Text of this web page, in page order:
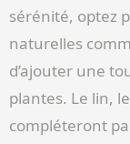
sérénité, optez
naturelles
d’ajouter une
plantes. Le lin,
compléteront